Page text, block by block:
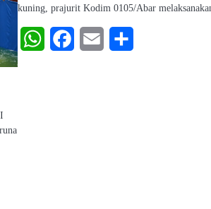
kuning, prajurit Kodim 0105/Abar
WhatsAppFacebookEmail